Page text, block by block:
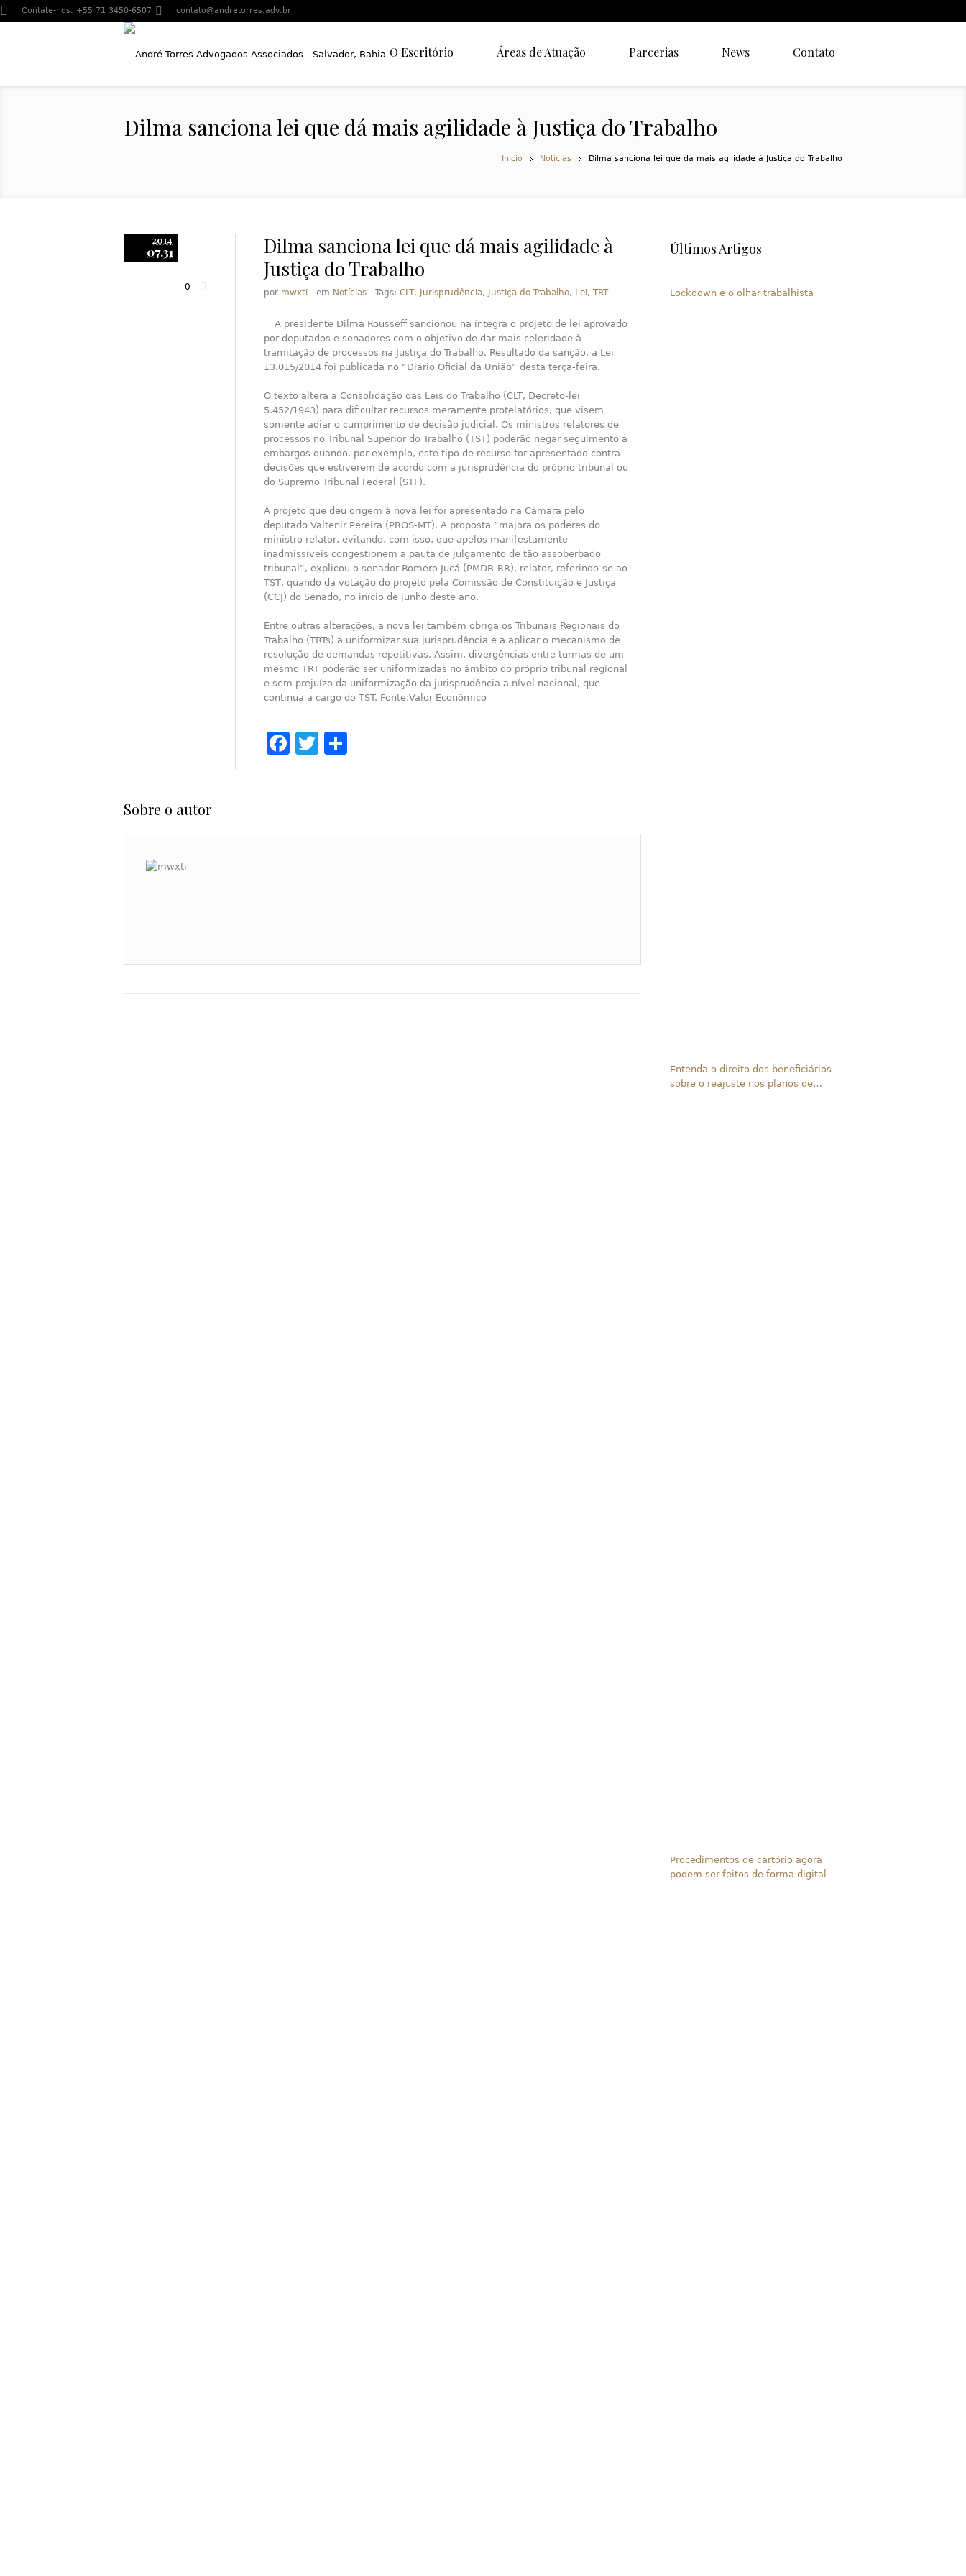
Contate-nos: +55 71 3450-6507 contato@andretorres.adv.br
O Escritório Áreas de Atuação Parcerias News Contato
Dilma sanciona lei que dá mais agilidade à Justiça do Trabalho
Início Notícias Dilma sanciona lei que dá mais agilidade à Justiça do Trabalho
2014
07.31
0
Dilma sanciona lei que dá mais agilidade à
Justiça do Trabalho
por mwxti em Notícias Tags: CLT, Jurisprudência, Justiça do Trabalho, Lei, TRT
A presidente Dilma Rousseff sancionou na íntegra o projeto de lei aprovado
por deputados e senadores com o objetivo de dar mais celeridade à
tramitação de processos na Justiça do Trabalho. Resultado da sanção, a Lei
13.015/2014 foi publicada no “Diário Oficial da União” desta terça-feira.
O texto altera a Consolidação das Leis do Trabalho (CLT, Decreto-lei
5.452/1943) para dificultar recursos meramente protelatórios, que visem
somente adiar o cumprimento de decisão judicial. Os ministros relatores de
processos no Tribunal Superior do Trabalho (TST) poderão negar seguimento a
embargos quando, por exemplo, este tipo de recurso for apresentado contra
decisões que estiverem de acordo com a jurisprudência do próprio tribunal ou
do Supremo Tribunal Federal (STF).
A projeto que deu origem à nova lei foi apresentado na Câmara pelo
deputado Valtenir Pereira (PROS-MT). A proposta “majora os poderes do
ministro relator, evitando, com isso, que apelos manifestamente
inadmissíveis congestionem a pauta de julgamento de tão assoberbado
tribunal”, explicou o senador Romero Jucá (PMDB-RR), relator, referindo-se ao
TST, quando da votação do projeto pela Comissão de Constituição e Justiça
(CCJ) do Senado, no início de junho deste ano.
Entre outras alterações, a nova lei também obriga os Tribunais Regionais do
Trabalho (TRTs) a uniformizar sua jurisprudência e a aplicar o mecanismo de
resolução de demandas repetitivas. Assim, divergências entre turmas de um
mesmo TRT poderão ser uniformizadas no âmbito do próprio tribunal regional
e sem prejuízo da uniformização da jurisprudência a nível nacional, que
continua a cargo do TST. Fonte:Valor Econômico
Facebook
Twitter
Sobre o autor
Últimos Artigos
Lockdown e o olhar trabalhista
Entenda o direito dos beneficiários
sobre o reajuste nos planos de
Procedimentos de cartório agora
podem ser feitos de forma digital